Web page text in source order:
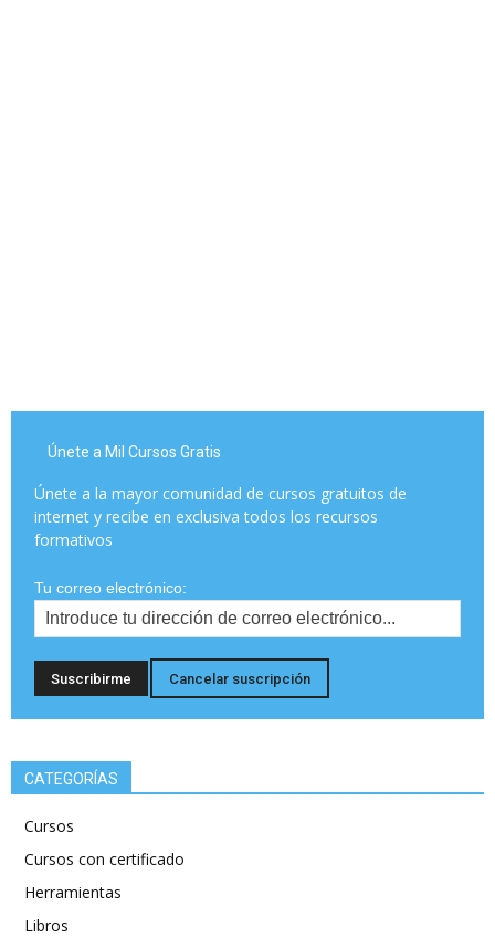
Únete a Mil Cursos Gratis
Únete a la mayor comunidad de cursos gratuitos de
internet y recibe en exclusiva todos los recursos
formativos
Tu correo electrónico:
CATEGORÍAS
Cursos
Cursos con certificado
Herramientas
Libros